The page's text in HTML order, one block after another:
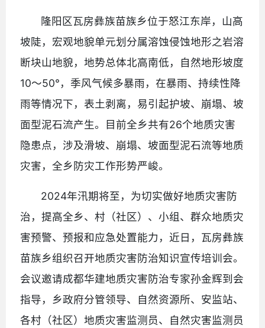
隆阳区瓦房彝族苗族乡位于怒江东岸，山高
坡陡，宏观地貌单元划分属溶蚀侵蚀地形之岩溶
断块山地貌，地势总体北高南低，自然地形坡度
10～50°，季风气候多暴雨，在暴雨、持续性降
雨等情况下，表土剥离，易引起护坡、崩塌、坡
面型泥石流产生。目前全乡共有26个地质灾害
隐患点，涉及滑坡、崩塌、坡面型泥石流等地质
灾害，全乡防灾工作形势严峻。
2024年汛期将至，为切实做好地质灾害防
治，提高全乡、村（社区）、小组、群众地质灾
害预警、预报和应急处置能力，近日，瓦房彝族
苗族乡组织召开地质灾害防治知识宣传培训会。
会议邀请成都华建地质灾害防治专家孙金辉到会
指导，乡政府分管领导、自然资源所、安监站、
各村（社区）地质灾害监测员、自然灾害监测员